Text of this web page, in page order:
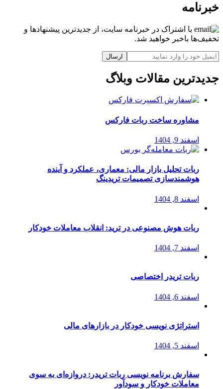
خبرنامه
با اشتراک در خبرنامه سایت، از جدیدترین پیشنهادها و
تخفیف‌ها باخبر خواهید شد.
ارسال
جدیدترین مقالات وبلاگ
مشاوره ساخت ربات فارکس
اسفند 9, 1404
ربات تحلیل بازار مالی: معماری، عملکرد و آینده
هوشمندسازی تصمیمات تریدینگ
اسفند 8, 1404
ربات هوش مصنوعی در ترید: انقلاب معاملات خودکار
اسفند 7, 1404
ربات تریدر اختصاصی
اسفند 6, 1404
استراتژی‌ نویسی خودکار در بازارهای مالی
اسفند 5, 1404
سفارش برنامه نویسی ربات تریدر: دروازه‌ای به سوی
معاملات خودکار و سودآور